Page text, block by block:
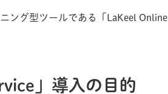
ング型ツールである「LaKeel Online
」導入の目的